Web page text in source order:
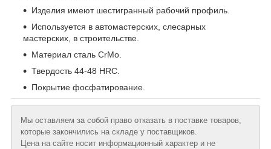
Изделия имеют шестигранный рабочий профиль.
Используется в автомастерских, слесарных
мастерских, в строительстве.
Материал сталь CrMo.
Твердость 44-48 HRC.
Покрытие фосфатирование.
Мы оставляем за собой право отказать в поставке товаров,
которые закончились на складе у поставщиков.
Цена на сайте носит информационный характер и не